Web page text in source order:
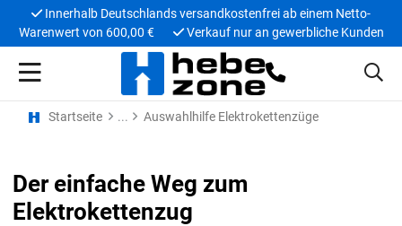
Innerhalb Deutschlands versandkostenfrei ab einem Netto-
Warenwert von 600,00 €
Verkauf nur an gewerbliche Kunden
Startseite Auswahlhilfe Elektrokettenzüge
Der einfache Weg zum
Elektrokettenzug